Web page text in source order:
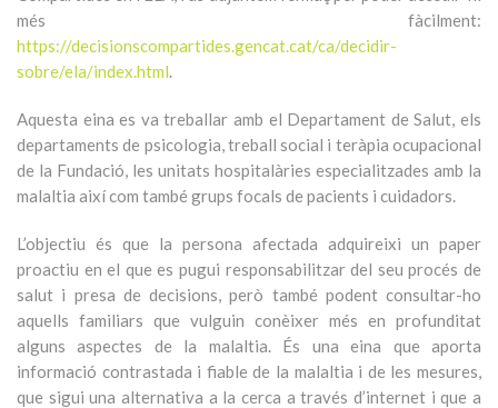
més fàcilment:
https://decisionscompartides.gencat.cat/ca/decidir-
sobre/ela/index.html.
Aquesta eina es va treballar amb el Departament de Salut, els
departaments de psicologia, treball social i teràpia ocupacional
de la Fundació, les unitats hospitalàries especialitzades amb la
malaltia així com també grups focals de pacients i cuidadors.
L’objectiu és que la persona afectada adquireixi un paper
proactiu en el que es pugui responsabilitzar del seu procés de
salut i presa de decisions, però també podent consultar-ho
aquells familiars que vulguin conèixer més en profunditat
alguns aspectes de la malaltia. És una eina que aporta
informació contrastada i fiable de la malaltia i de les mesures,
que sigui una alternativa a la cerca a través d’internet i que a